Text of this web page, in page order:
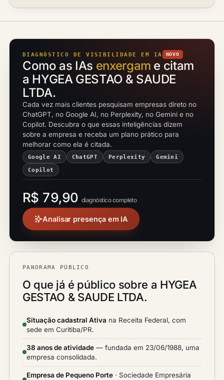
DIAGNÓSTICO DE VISIBILIDADE EM IA NOVO
Como as IAs enxergam e citam
a HYGEA GESTAO & SAUDE
LTDA.
Cada vez mais clientes pesquisam empresas direto no
ChatGPT, no Google AI, no Perplexity, no Gemini e no
Copilot. Descubra o que essas inteligências dizem
sobre a empresa e receba um plano prático para
melhorar como ela é citada.
Google AI ChatGPT Perplexity Gemini
Copilot
R$ 79,90 diagnóstico completo
Analisar presença em IA
PANORAMA PÚBLICO
O que já é público sobre a HYGEA
GESTAO & SAUDE LTDA.
Situação cadastral Ativa na Receita Federal, com
sede em Curitiba/PR.
38 anos de atividade — fundada em 23/06/1988, uma
empresa consolidada.
Empresa de Pequeno Porte · Sociedade Empresária